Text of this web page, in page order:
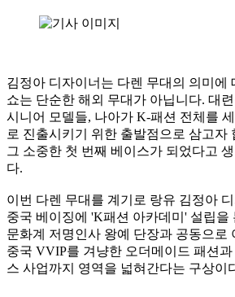
김정아 디자이너는 다렌 무대의 의미에
쇼는 단순한 해외 무대가 아닙니다. 대
시니어 모델들, 나아가 K-패션 전체를
로 진출시키기 위한 출발점으로 삼고자
그 소중한 첫 번째 베이스가 되었다고
다.
이번 다렌 무대를 계기로 랑유 김정아
중국 베이징에 'K패션 아카데미' 설립을
문화계 저명인사 왕예 단장과 공동으로
중국 VVIP를 겨냥한 오더메이드 패션과
스 사업까지 영역을 넓혀간다는 구상이